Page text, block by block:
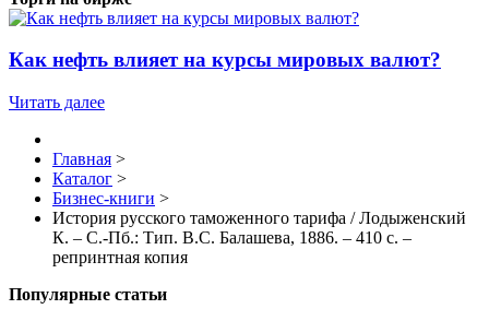
Как нефть влияет на курсы мировых валют?
Читать далее
Главная >
Каталог >
Бизнес-книги >
История русского таможенного тарифа / Лодыженский
К. – С.-Пб.: Тип. В.С. Балашева, 1886. – 410 c. –
репринтная копия
Популярные статьи